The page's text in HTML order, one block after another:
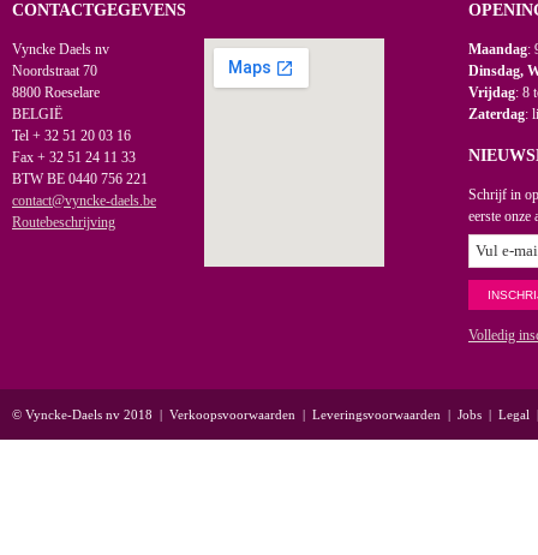
CONTACTGEGEVENS
Vyncke Daels nv
Noordstraat 70
8800 Roeselare
BELGIË
Tel + 32 51 20 03 16
Fax + 32 51 24 11 33
BTW BE 0440 756 221
contact@vyncke-daels.be
Routebeschrijving
Maandag:
Dinsdag,
Vrijdag: 8
Zaterdag:
Schrijf in
eerste onze
Volledig
© Vyncke-Daels nv 2018 | Verkoopsvoorwaarden | Leveringsvoorwaarden | Jobs | Legal